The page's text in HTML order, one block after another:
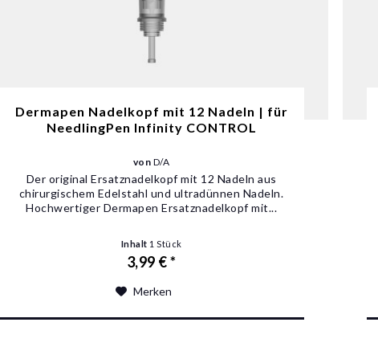
Dermapen Nadelkopf mit 12 Nadeln | für
NeedlingPen Infinity CONTROL
von D/A
Der original Ersatznadelkopf mit 12 Nadeln aus
chirurgischem Edelstahl und ultradünnen Nadeln.
Hochwertiger Dermapen Ersatznadelkopf mit...
Inhalt 1 Stück
3,99 € *
Merken